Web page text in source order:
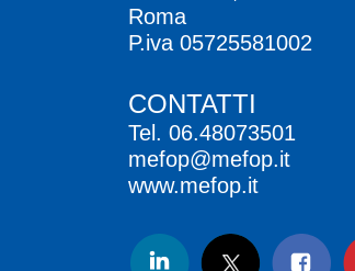
Roma
P.iva 05725581002
CONTATTI
Tel. 06.48073501
mefop@mefop.it
www.mefop.it